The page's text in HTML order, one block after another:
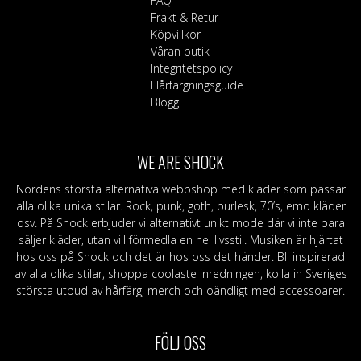
på
produktsidan
Frakt & Retur
Köpvillkor
Våran butik
Integritetspolicy
Hårfärgningsguide
Blogg
WE ARE SHOCK
Nordens största alternativa webbshop med kläder som passar
alla olika unika stilar. Rock, punk, goth, burlesk, 70’s, emo kläder
osv. På Shock erbjuder vi alternativt unikt mode där vi inte bara
säljer kläder, utan vill förmedla en hel livsstil. Musiken är hjärtat
hos oss på Shock och det är hos oss det händer. Bli inspirerad
av alla olika stilar, shoppa coolaste inredningen, kolla in Sveriges
största utbud av hårfärg, merch och oändligt med accessoarer.
FÖLJ OSS